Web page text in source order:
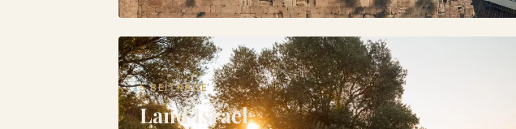
5 BEITRÄGE
Land Israel